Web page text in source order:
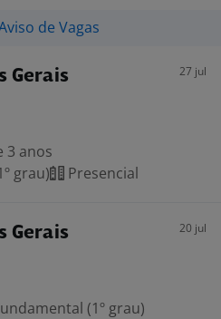
de Vagas
Gerais 27 jul
3 anos
grau)
Presencial
Gerais 20 jul
(1º grau)